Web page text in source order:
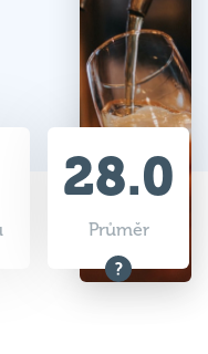
28.0
Průměr